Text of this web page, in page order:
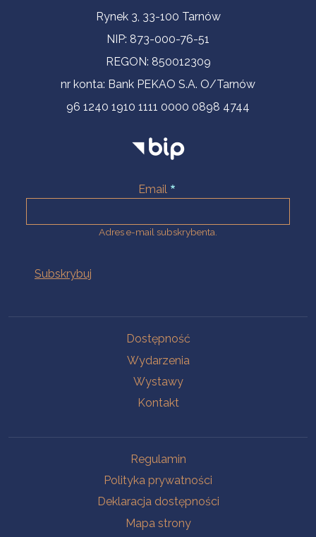
Informacje kontaktoweRynek 3, 33-100 Tarnów
NIP: 873-000-76-51
REGON: 850012309
nr konta: Bank PEKAO S.A. O/Tarnów
96 1240 1910 1111 0000 0898 4744
Email
Adres e-mail subskrybenta.
Dostępność
Wydarzenia
Wystawy
Kontakt
Regulamin
Polityka prywatności
Deklaracja dostępności
Mapa strony